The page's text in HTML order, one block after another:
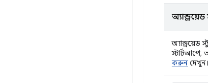
অ্যান্ড্রয়েড
স্টার্টআপে,
করুন দেখুন।